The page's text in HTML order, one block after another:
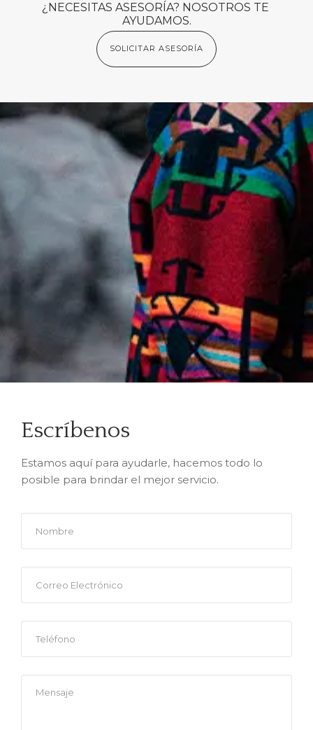
¿NECESITAS ASESORÍA? NOSOTROS TE
AYUDAMOS.
SOLICITAR ASESORÍA
Escríbenos
Estamos aquí para ayudarle, hacemos todo lo
posible para brindar el mejor servicio.